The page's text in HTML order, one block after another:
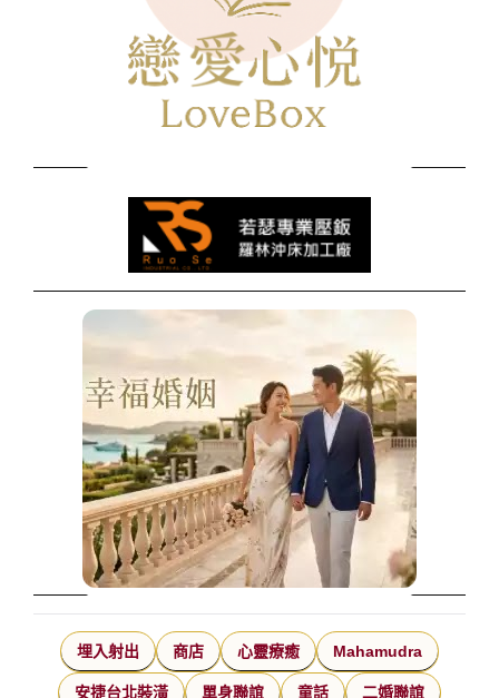
埋入射出 商店 心靈療癒 Mahamudra
安捷台北裝潢 單身聯誼 童話 二婚聯誼